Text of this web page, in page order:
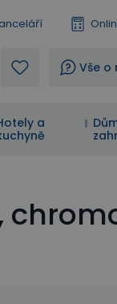
? Vše o
a